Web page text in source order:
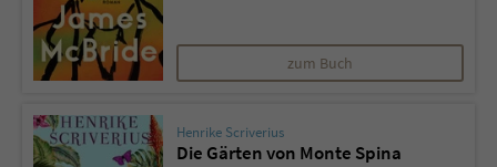
zum Buch
Henrike Scriverius
Die Gärten von Monte Spina